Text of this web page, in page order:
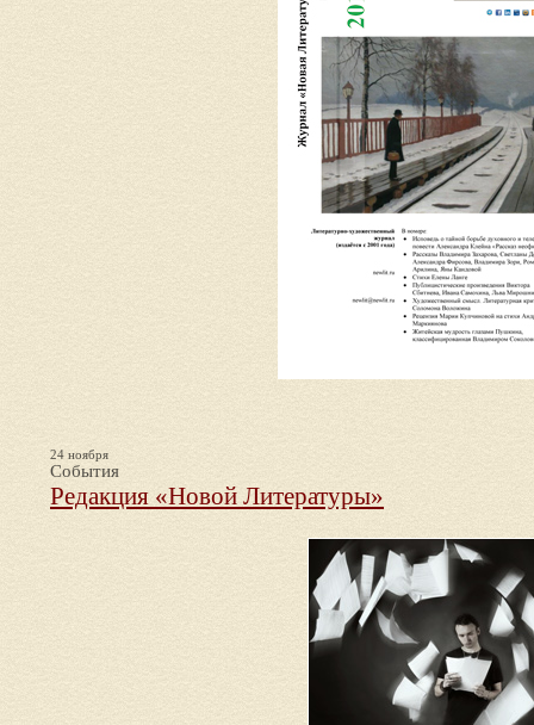
24 ноября
События
Редакция «Новой Литературы»